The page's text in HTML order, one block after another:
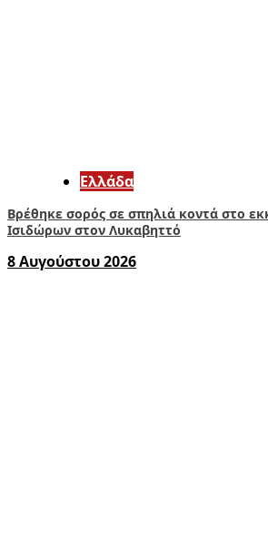
Ελλάδα
Βρέθηκε σορός σε σπηλιά κοντά στο
Ισιδώρων στον Λυκαβηττό
8 Αυγούστου 2026